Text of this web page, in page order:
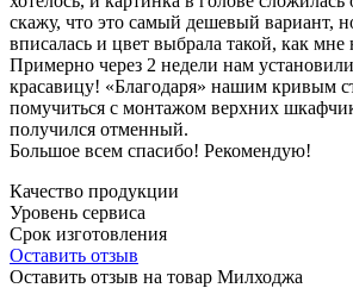
скажу, что это самый дешевый вариант,
вписалась и цвет выбрала такой, как мне
Примерно через 2 недели нам
красавицу! «Благодаря» нашим кривым
помучиться с монтажом верхних
получился отменный.
Большое всем спасибо! Рекомендую!
Качество продукции
Уровень сервиса
Срок изготовления
Оставить отзыв
Оставить отзыв на товар Милходжа